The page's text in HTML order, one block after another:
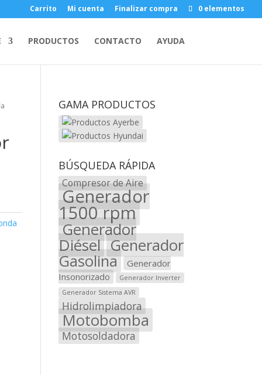
Carrito Mi cuenta Finalizar compra 0 elementos
PRODUCTOS CONTACTO AYUDA
GAMA PRODUCTOS
BÚSQUEDA RÁPIDA
Compresor de Aire
Generador
1500 rpm
Generador
Diésel Generador
Gasolina
Generador
Insonorizado
Generador Inverter
Generador Sistema AVR
Hidrolimpiadora
Motobomba
Motosoldadora